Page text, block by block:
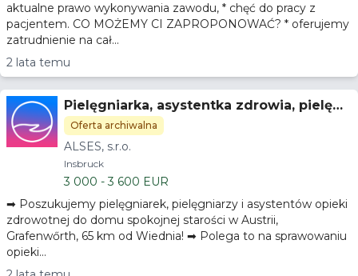
aktualne prawo wykonywania zawodu, * chęć do pracy z
pacjentem. CO MOŻEMY CI ZAPROPONOWAĆ? * oferujemy
zatrudnienie na cał...
2 lata temu
Pielęgniarka, asystentka zdrowia, pielęgn
iarka praktykująca, dom starcow Insbruc
k, Austria
Oferta archiwalna
ALSES, s.r.o.
Insbruck
3 000 - 3 600 EUR
➡ Poszukujemy pielęgniarek, pielęgniarzy i asystentów opieki
zdrowotnej do domu spokojnej starości w Austrii,
Grafenwőrth, 65 km od Wiednia! ➡ Polega to na sprawowaniu
opieki...